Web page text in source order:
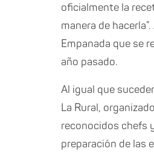
oficialmente la
manera de
Empanada que se
año pasado.
Al igual que
La Rural,
reconocidos chefs
preparación de las